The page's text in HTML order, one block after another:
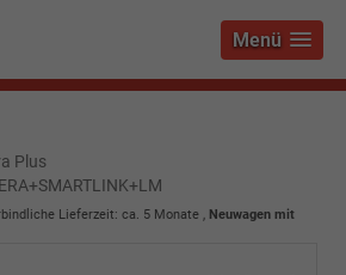
Menü
Plus
Lieferzeit: ca. 5 Monate , Neuwagen mit